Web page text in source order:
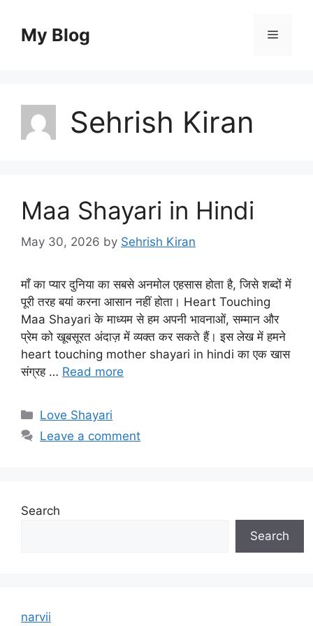
contentMy Blog Menu
Sehrish Kiran
Maa Shayari in Hindi
May 30, 2026 by Sehrish Kiran
माँ का प्यार दुनिया का सबसे अनमोल एहसास होता है, जिसे शब्दों में
पूरी तरह बयां करना आसान नहीं होता। Heart Touching
Maa Shayari के माध्यम से हम अपनी भावनाओं, सम्मान और
प्रेम को खूबसूरत अंदाज़ में व्यक्त कर सकते हैं। इस लेख में हमने
heart touching mother shayari in hindi का एक खास
संग्रह … Read more
Categories
Love Shayari
Leave a comment
Search
Search
narvii